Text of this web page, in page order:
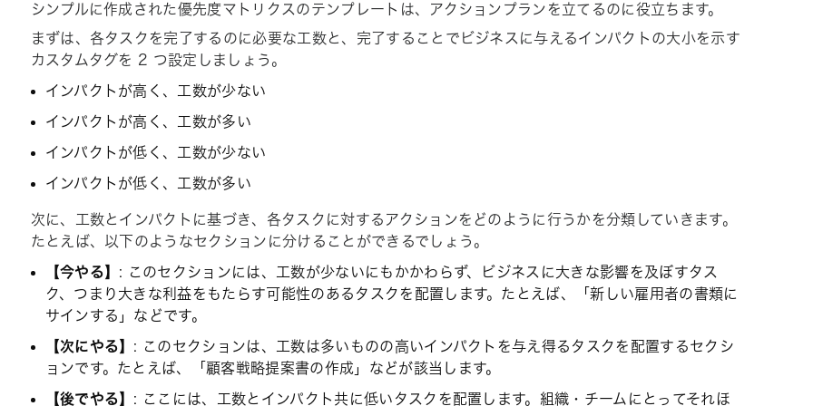
シンプルに作成された優先度マトリクスのテンプレートは、アクションプランを立てるのに役立ちます。
まずは、各タスクを完了するのに必要な工数と、完了することでビジネスに与えるインパクトの大小を示す
カスタムタグを 2 つ設定しましょう。
インパクトが高く、工数が少ない
インパクトが高く、工数が多い
インパクトが低く、工数が少ない
インパクトが低く、工数が多い
次に、工数とインパクトに基づき、各タスクに対するアクションをどのように行うかを分類していきます。
たとえば、以下のようなセクションに分けることができるでしょう。
【今やる】 : このセクションには、工数が少ないにもかかわらず、ビジネスに大きな影響を及ぼすタス
ク、つまり大きな利益をもたらす可能性のあるタスクを配置します。たとえば、「新しい雇用者の書類に
サインする」などです。
【次にやる】 : このセクションは、工数は多いものの高いインパクトを与え得るタスクを配置するセクシ
ョンです。たとえば、「顧客戦略提案書の作成」などが該当します。
【後でやる】 : ここには、工数とインパクト共に低いタスクを配置します。組織・チームにとってそれほ